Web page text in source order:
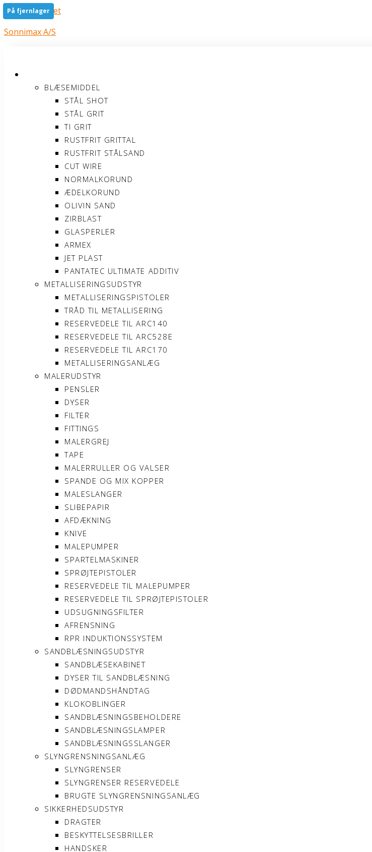
Gå til indholdet
Sonnimax A/S
BLÆSEMIDDEL
STÅL SHOT
STÅL GRIT
TI GRIT
RUSTFRIT GRITTAL
RUSTFRIT STÅLSAND
CUT WIRE
NORMALKORUND
ÆDELKORUND
OLIVIN SAND
ZIRBLAST
GLASPERLER
ARMEX
JET PLAST
PANTATEC ULTIMATE ADDITIV
METALLISERINGSUDSTYR
METALLISERINGSPISTOLER
TRÅD TIL METALLISERING
RESERVEDELE TIL ARC140
RESERVEDELE TIL ARC528E
RESERVEDELE TIL ARC170
METALLISERINGSANLÆG
MALERUDSTYR
PENSLER
DYSER
FILTER
FITTINGS
MALERGREJ
TAPE
MALERRULLER OG VALSER
SPANDE OG MIX KOPPER
MALESLANGER
SLIBEPAPIR
AFDÆKNING
KNIVE
MALEPUMPER
SPARTELMASKINER
SPRØJTEPISTOLER
RESERVEDELE TIL MALEPUMPER
RESERVEDELE TIL SPRØJTEPISTOLER
UDSUGNINGSFILTER
AFRENSNING
RPR INDUKTIONSSYSTEM
SANDBLÆSNINGSUDSTYR
SANDBLÆSEKABINET
DYSER TIL SANDBLÆSNING
DØDMANDSHÅNDTAG
KLOKOBLINGER
SANDBLÆSNINGSBEHOLDERE
SANDBLÆSNINGSLAMPER
SANDBLÆSNINGSSLANGER
SLYNGRENSNINGSANLÆG
SLYNGRENSER
SLYNGRENSER RESERVEDELE
BRUGTE SLYNGRENSNINGSANLÆG
SIKKERHEDSUDSTYR
DRAGTER
BESKYTTELSESBRILLER
HANDSKER
På fjernlager
På fjernlager
På fjernlager
På fjernlager